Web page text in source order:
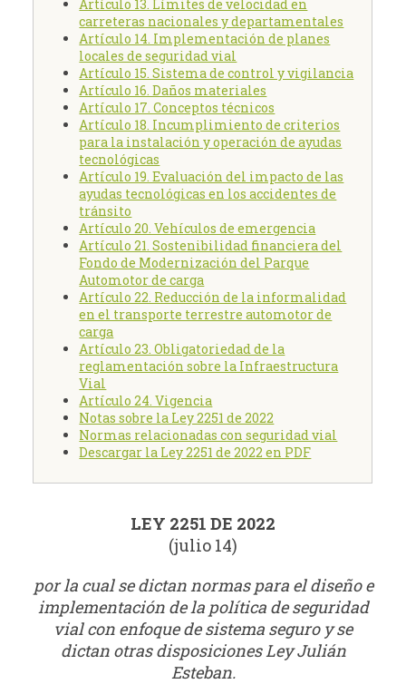
Artículo 13. Límites de velocidad en
carreteras nacionales y departamentales
Artículo 14. Implementación de planes
locales de seguridad vial
Artículo 15. Sistema de control y vigilancia
Artículo 16. Daños materiales
Artículo 17. Conceptos técnicos
Artículo 18. Incumplimiento de criterios
para la instalación y operación de ayudas
tecnológicas
Artículo 19. Evaluación del impacto de las
ayudas tecnológicas en los accidentes de
tránsito
Artículo 20. Vehículos de emergencia
Artículo 21. Sostenibilidad financiera del
Fondo de Modernización del Parque
Automotor de carga
Artículo 22. Reducción de la informalidad
en el transporte terrestre automotor de
carga
Artículo 23. Obligatoriedad de la
reglamentación sobre la Infraestructura
Vial
Artículo 24. Vigencia
Notas sobre la Ley 2251 de 2022
Normas relacionadas con seguridad vial
Descargar la Ley 2251 de 2022 en PDF
LEY 2251 DE 2022
(julio 14)
por la cual se dictan normas para el diseño e
implementación de la política de seguridad
vial con enfoque de sistema seguro y se
dictan otras disposiciones Ley Julián
Esteban.